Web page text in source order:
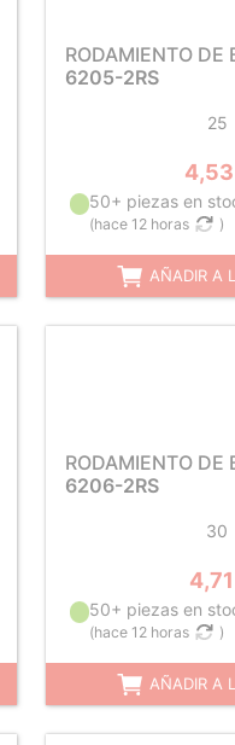
RODAMIENTO DE
6205-2RS
25
50+ piezas en
(hace 12 horas )
AÑADIR A
RODAMIENTO DE
6206-2RS
30
50+ piezas en
(hace 12 horas )
AÑADIR A